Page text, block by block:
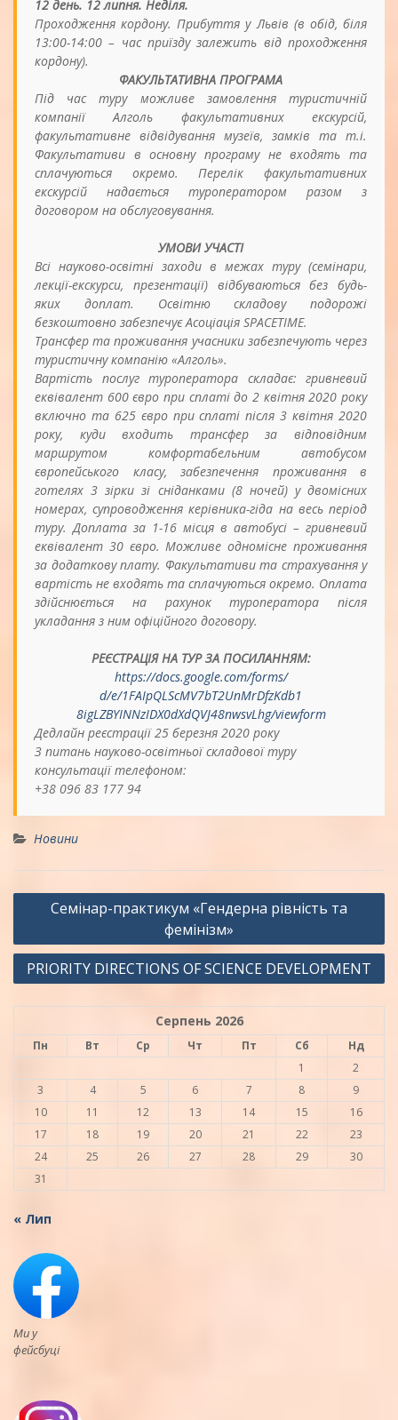
12 день. 12 липня. Неділя.
Проходження кордону. Прибуття у Львів (в обід, біля
13:00-14:00 – час приїзду залежить від проходження
кордону).
ФАКУЛЬТАТИВНА ПРОГРАМА
Під час туру можливе замовлення туристичній
компанії Алголь факультативних екскурсій,
факультативне відвідування музеїв, замків та т.і.
Факультативи в основну програму не входять та
сплачуються окремо. Перелік факультативних
екскурсій надається туроператором разом з
договором на обслуговування.
УМОВИ УЧАСТІ
Всі науково-освітні заходи в межах туру (семінари,
лекції-екскурси, презентації) відбуваються без будь-
яких доплат. Освітню складову подорожі
безкоштовно забезпечує Асоціація SPACETIME.
Трансфер та проживання учасники забезпечують через
туристичну компанію «Алголь».
Вартість послуг туроператора складає: гривневий
еквівалент 600 євро при сплаті до 2 квітня 2020 року
включно та 625 євро при сплаті після 3 квітня 2020
року, куди входить трансфер за відповідним
маршрутом комфортабельним автобусом
європейського класу, забезпечення проживання в
готелях 3 зірки зі сніданками (8 ночей) у двомісних
номерах, супроводження керівника-гіда на весь період
туру. Доплата за 1-16 місця в автобусі – гривневий
еквівалент 30 євро. Можливе одномісне проживання
за додаткову плату. Факультативи та страхування у
вартість не входять та сплачуються окремо. Оплата
здійснюється на рахунок туроператора після
укладання з ним офіційного договору.
РЕЄСТРАЦІЯ НА ТУР ЗА ПОСИЛАННЯМ:
https://docs.google.com/forms/
d/e/1FAIpQLScMV7bT2UnMrDfzKdb1
8igLZBYINNzIDX0dXdQVJ48nwsvLhg/viewform
Дедлайн реєстрації 25 березня 2020 року
З питань науково-освітньої складової туру
консультації телефоном:
+38 096 83 177 94
Новини
Навігація
Семінар-практикум «Гендерна рівність та
фемінізм»
PRIORITY DIRECTIONS OF SCIENCE DEVELOPMENT
Серпень 2026
Пн Вт Ср Чт Пт Сб
Нд
1
2
3
4 5 6 7 8
9
10
11 12 13 14 15
16
17
18 19 20 21 22
23
24
25 26 27 28 29
30
31
« Лип
Ми у
фейсбуці